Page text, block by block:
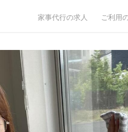
家事代行の求人 ご利用